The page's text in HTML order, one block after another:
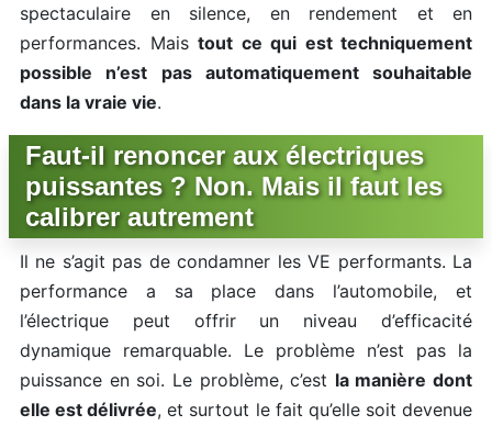
spectaculaire en silence, en rendement et en
performances. Mais tout ce qui est techniquement
possible n’est pas automatiquement souhaitable
dans la vraie vie.
Faut-il renoncer aux électriques
puissantes ? Non. Mais il faut les
calibrer autrement
Il ne s’agit pas de condamner les VE performants. La
performance a sa place dans l’automobile, et
l’électrique peut offrir un niveau d’efficacité
dynamique remarquable. Le problème n’est pas la
puissance en soi. Le problème, c’est la manière dont
elle est délivrée, et surtout le fait qu’elle soit devenue